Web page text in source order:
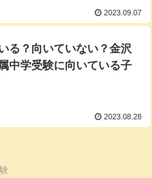
2023.09.07
る？向いていない？金沢
中学受験に向いている子
2023.08.28